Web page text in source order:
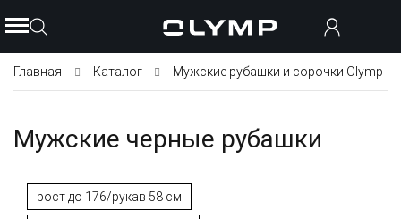
Главная Каталог Мужские рубашки и сорочки Olymp
Мужские черные рубашки
рост до 176/рукав 58 см